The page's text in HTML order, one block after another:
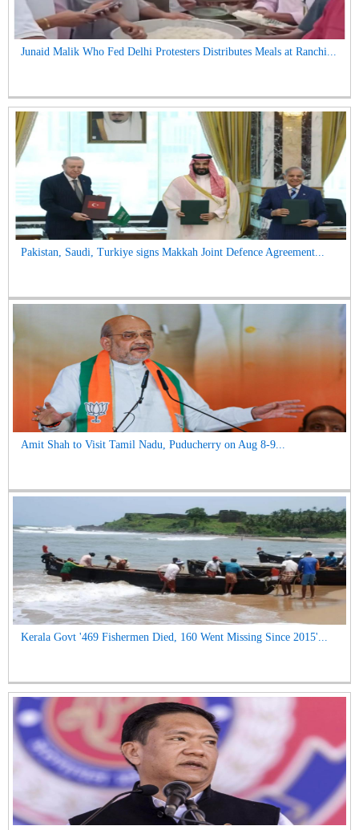
Junaid Malik Who Fed Delhi Protesters Distributes Meals at Ranchi...
Pakistan, Saudi, Turkiye signs Makkah Joint Defence Agreement...
Amit Shah to Visit Tamil Nadu, Puducherry on Aug 8-9...
Kerala Govt '469 Fishermen Died, 160 Went Missing Since 2015'...